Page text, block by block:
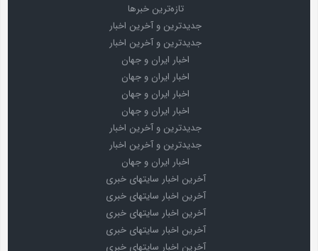
تازه‌ترین خبرها
جدیدترین و آخرین اخبار
جدیدترین و آخرین اخبار
اخبار ایران و جهان
اخبار ایران و جهان
اخبار ایران و جهان
اخبار ایران و جهان
جدیدترین و آخرین اخبار
جدیدترین و آخرین اخبار
اخبار ایران و جهان
آخرین اخبار سایتهای خبری
آخرین اخبار سایتهای خبری
آخرین اخبار سایتهای خبری
آخرین اخبار سایتهای خبری
آخرین اخبار سایتهای خبری